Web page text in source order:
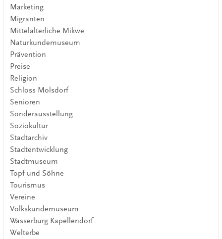
Marketing
Migranten
Mittelalterliche Mikwe
Naturkundemuseum
Prävention
Preise
Religion
Schloss Molsdorf
Senioren
Sonderausstellung
Soziokultur
Stadtarchiv
Stadtentwicklung
Stadtmuseum
Topf und Söhne
Tourismus
Vereine
Volkskundemuseum
Wasserburg Kapellendorf
Welterbe